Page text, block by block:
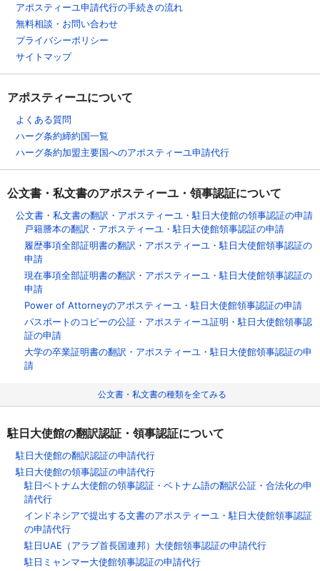
アポスティーユ申請代行の手続きの流れ
無料相談・お問い合わせ
プライバシーポリシー
サイトマップ
アポスティーユについて
よくある質問
ハーグ条約締約国一覧
ハーグ条約加盟主要国へのアポスティーユ申請代行
公文書・私文書のアポスティーユ・領事認証について
公文書・私文書の翻訳・アポスティーユ・駐日大使館の領事認証の申請
戸籍謄本の翻訳・アポスティーユ・駐日大使館領事認証の申請
履歴事項全部証明書の翻訳・アポスティーユ・駐日大使館領事認証の
申請
現在事項全部証明書の翻訳・アポスティーユ・駐日大使館領事認証の
申請
Power of Attorneyのアポスティーユ・駐日大使館領事認証の申請
パスポートのコピーの公証・アポスティーユ証明・駐日大使館領事認
証の申請
大学の卒業証明書の翻訳・アポスティーユ・駐日大使館領事認証の申
請
公文書・私文書の種類を全てみる
駐日大使館の翻訳認証・領事認証について
駐日大使館の翻訳認証の申請代行
駐日大使館の領事認証の申請代行
駐日ベトナム大使館の領事認証・ベトナム語の翻訳公証・合法化の申
請代行
インドネシアで提出する文書のアポスティーユ・駐日大使館領事認証
の申請代行
駐日UAE（アラブ首長国連邦）大使館領事認証の申請代行
駐日ミャンマー大使館領事認証の申請代行